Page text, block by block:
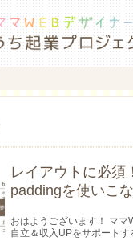
レイアウトに必須
paddingを使いこ
おはようございます！ ママ
自立＆収入UPをサポートす